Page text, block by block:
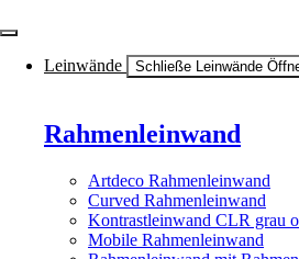
Leinwände Schließe Leinwände
Rahmenleinwand
Artdeco Rahmenleinwand
Curved Rahmenleinwand
Kontrastleinwand CLR grau
Mobile Rahmenleinwand